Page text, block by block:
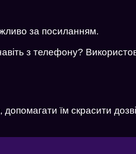
за посиланням.
з телефону?
їм скрасити